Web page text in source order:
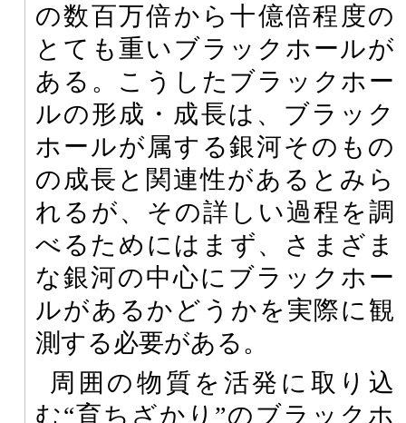
の数百万倍から十億倍程度の
とても重いブラックホールが
ある。こうしたブラックホー
ルの形成・成長は、ブラック
ホールが属する銀河そのもの
の成長と関連性があるとみら
れるが、その詳しい過程を調
べるためにはまず、さまざま
な銀河の中心にブラックホー
ルがあるかどうかを実際に観
測する必要がある。
周囲の物質を活発に取り込
む“育ちざかり”のブラックホ